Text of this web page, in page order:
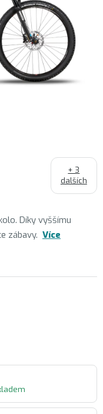
Díky vyššímu
zábavy. Více
+ 3
dalších